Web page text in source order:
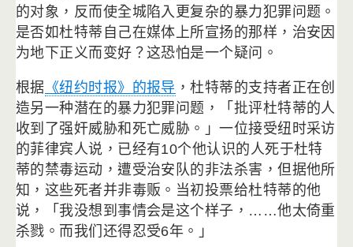
的对象， 反而使全城陷入更复杂的暴力犯罪问题。
是否如杜特蒂自己在媒体上所宣扬的那样， 治安因
为地下正义而变好？这恐怕是一个疑问。
根据 《纽约时报》的报导 ，杜特蒂的支持者正在创
造另一种潜在的暴力犯罪问题，「 批评杜特蒂的人
收到了强奸威胁和死亡威胁。」一位接受纽时采访
的菲律宾人说， 已经有10个他认识的人死于杜特
蒂的禁毒运动，遭受治安队的非法杀害，但据他所
知，这些死者并非毒贩。 当初投票给杜特蒂的他
说，「我没想到事情会是这个样子，……他太倚重
杀戮。而我们还得忍受6年。」